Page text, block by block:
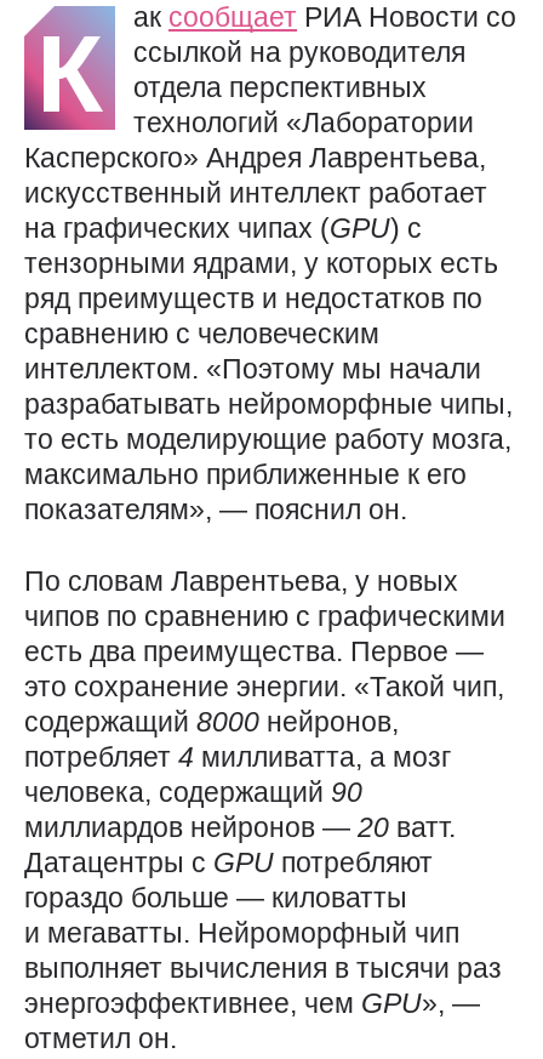
К ак сообщает РИА Новости со
ссылкой на руководителя
отдела перспективных
технологий «Лаборатории
Касперского» Андрея Лаврентьева,
искусственный интеллект работает
на графических чипах (GPU) с
тензорными ядрами, у которых есть
ряд преимуществ и недостатков по
сравнению с человеческим
интеллектом. «Поэтому мы начали
разрабатывать нейроморфные чипы,
то есть моделирующие работу мозга,
максимально приближенные к его
показателям», — пояснил он.
По словам Лаврентьева, у новых
чипов по сравнению с графическими
есть два преимущества. Первое —
это сохранение энергии. «Такой чип,
содержащий 8000 нейронов,
потребляет 4 милливатта, а мозг
человека, содержащий 90
миллиардов нейронов — 20 ватт.
Датацентры с GPU потребляют
гораздо больше — киловатты
и мегаватты. Нейроморфный чип
выполняет вычисления в тысячи раз
энергоэффективнее, чем GPU», —
отметил он.